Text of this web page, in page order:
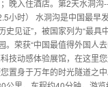
晚入住酒店。第2天水洞
小时） 水洞沟是中国最早
史见证”，被国家列为“最
荣获“中国最值得外国人
技动感体验展馆，在这里
置身于万年的时光隧道之